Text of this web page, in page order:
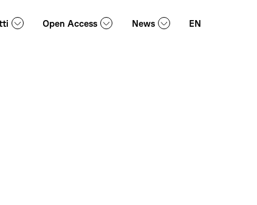
Open Access News EN